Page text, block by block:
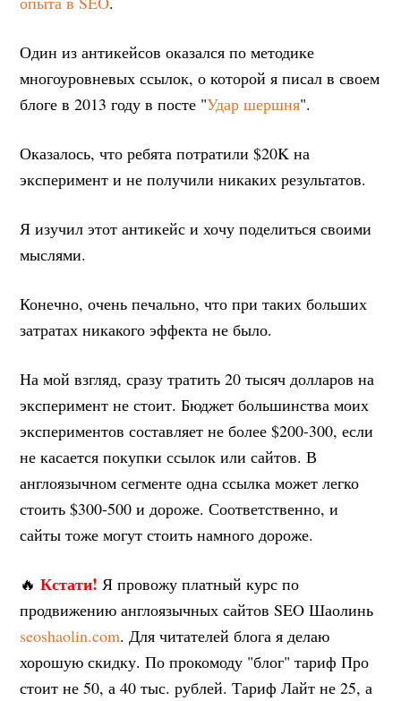
Один из антикейсов оказался по методике
многоуровневых ссылок, о которой я писал в своем
блоге в 2013 году в посте "Удар шершня".
Оказалось, что ребята потратили $20K на
эксперимент и не получили никаких результатов.
Я изучил этот антикейс и хочу поделиться своими
мыслями.
Конечно, очень печально, что при таких больших
затратах никакого эффекта не было.
На мой взгляд, сразу тратить 20 тысяч долларов на
эксперимент не стоит. Бюджет большинства моих
экспериментов составляет не более $200-300, если
не касается покупки ссылок или сайтов. В
англоязычном сегменте одна ссылка может легко
стоить $300-500 и дороже. Соответственно, и
сайты тоже могут стоить намного дороже.
🔥Кстати! Я провожу платный курс по
продвижению англоязычных сайтов SEO Шаолинь
seoshaolin.com. Для читателей блога я делаю
хорошую скидку. По прокомоду "блог" тариф Про
стоит не 50, а 40 тыс. рублей. Тариф Лайт не 25, а